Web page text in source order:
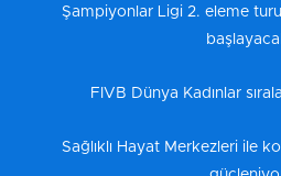
Şampiyonlar Ligi 2. eleme
FIVB Dünya Kadınlar
Sağlıklı Hayat Merkezleri ile